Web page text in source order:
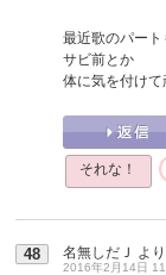
最近歌のパート
サビ前とか
体に気を付けて
それな！
48 名無しだＪ より
2016年2月14日